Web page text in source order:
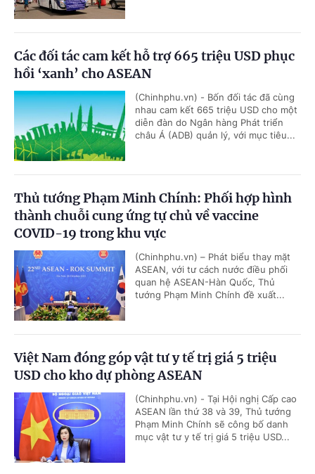
Các đối tác cam kết hỗ trợ 665 triệu USD phục
hồi ‘xanh’ cho ASEAN
(Chinhphu.vn) - Bốn đối tác đã cùng
nhau cam kết 665 triệu USD cho một
diễn đàn do Ngân hàng Phát triển
châu Á (ADB) quản lý, với mục tiêu...
Thủ tướng Phạm Minh Chính: Phối hợp hình
thành chuỗi cung ứng tự chủ về vaccine
COVID-19 trong khu vực
(Chinhphu.vn) – Phát biểu thay mặt
ASEAN, với tư cách nước điều phối
quan hệ ASEAN-Hàn Quốc, Thủ
tướng Phạm Minh Chính đề xuất...
Việt Nam đóng góp vật tư y tế trị giá 5 triệu
USD cho kho dự phòng ASEAN
(Chinhphu.vn) - Tại Hội nghị Cấp cao
ASEAN lần thứ 38 và 39, Thủ tướng
Phạm Minh Chính sẽ công bố danh
mục vật tư y tế trị giá 5 triệu USD...